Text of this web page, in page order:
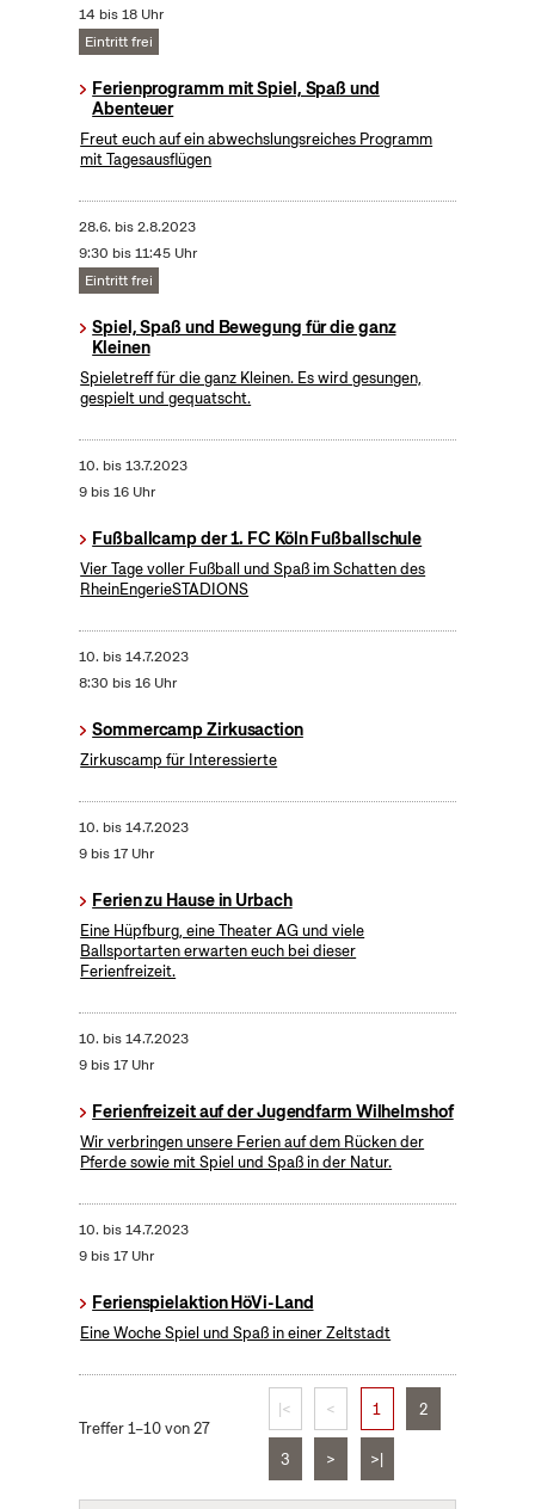
14 bis 18 Uhr
Eintritt frei
Ferienprogramm mit Spiel, Spaß und
Abenteuer
Freut euch auf ein abwechslungsreiches Programm
mit Tagesausflügen
28.6. bis2.8.2023
9:30 bis 11:45 Uhr
Eintritt frei
Spiel, Spaß und Bewegung für die ganz
Kleinen
Spieletreff für die ganz Kleinen. Es wird gesungen,
gespielt und gequatscht.
10. bis13.7.2023
9 bis 16 Uhr
Fußballcamp der 1. FC Köln Fußballschule
Vier Tage voller Fußball und Spaß im Schatten des
RheinEngerieSTADIONS
10. bis14.7.2023
8:30 bis 16 Uhr
Sommercamp Zirkusaction
Zirkuscamp für Interessierte
10. bis14.7.2023
9 bis 17 Uhr
Ferien zu Hause in Urbach
Eine Hüpfburg, eine Theater AG und viele
Ballsportarten erwarten euch bei dieser
Ferienfreizeit.
10. bis14.7.2023
9 bis 17 Uhr
Ferienfreizeit auf der Jugendfarm Wilhelmshof
Wir verbringen unsere Ferien auf dem Rücken der
Pferde sowie mit Spiel und Spaß in der Natur.
10. bis14.7.2023
9 bis 17 Uhr
Ferienspielaktion HöVi-Land
Eine Woche Spiel und Spaß in einer Zeltstadt
Treffer 1–10 von 27
|< < 1 2
3 > >|